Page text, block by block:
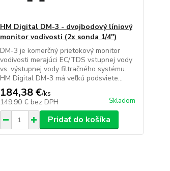
HM Digital DM-3 - dvojbodový líniový
monitor vodivosti (2x sonda 1/4")
DM-3 je komerčný prietokový monitor
vodivosti merajúci EC/TDS vstupnej vody
vs. výstupnej vody filtračného systému.
HM Digital DM-3 má veľkú podsviete...
184,38 €/ks
149,90 € bez DPH Skladom
Pridať do košíka